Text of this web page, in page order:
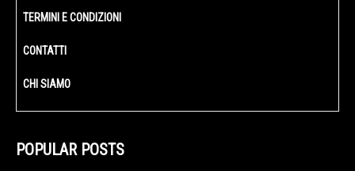
TERMINI E CONDIZIONI
CONTATTI
CHI SIAMO
POPULAR POSTS